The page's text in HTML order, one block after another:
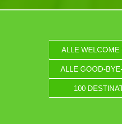
ALLE WELCOME
ALLE GOOD-
100